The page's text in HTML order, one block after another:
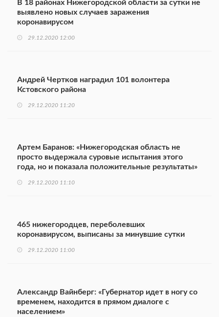
В 18 районах Нижегородской области за сутки не
выявлено новых случаев заражения
коронавирусом
29.12.2020 12:00
Андрей Чертков наградил 101 волонтера
Кстовского района
29.12.2020 11:20
Артем Баранов: «Нижегородская область не
просто выдержала суровые испытания этого
года, но и показала положительные результаты»
29.12.2020 11:10
465 нижегородцев, переболевших
коронавирусом, выписаны за минувшие сутки
29.12.2020 11:00
Александр Вайнберг: «Губернатор идет в ногу со
временем, находится в прямом диалоге с
населением»